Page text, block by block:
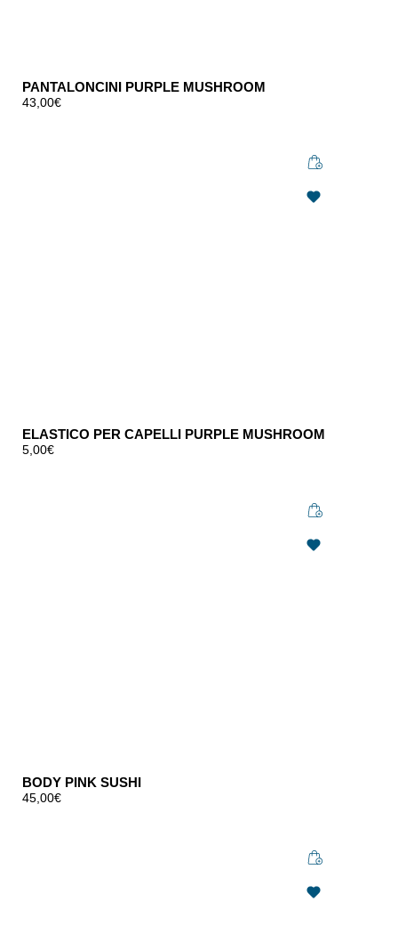
PANTALONCINI PURPLE MUSHROOM
43,00€
ELASTICO PER CAPELLI PURPLE MUSHROOM
5,00€
BODY PINK SUSHI
45,00€